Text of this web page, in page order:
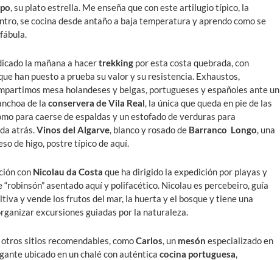
, su plato estrella. Me enseña que con este artilugio típico, la
se cocina desde antaño a baja temperatura y aprendo como se
la mañana a hacertrekking por esta costa quebrada, con
han puesto a prueba su valor y su resistencia. Exhaustos,
mesa holandeses y belgas, portugueses y españoles ante un
de la conservera de Vila Real, la única que queda en pie de las
para caerse de espaldas y un estofado de verduras para
atrás.Vinos del Algarve, blanco y rosado de Barranco Longo, una
de higo, postre típico de aquí.
con Nicolau da Costa que ha dirigido la expedición por playas y
asentado aquí y polifacético. Nicolau es percebeiro, guía
y vende los frutos del mar, la huerta y el bosque y tiene una
excursiones guiadas por la naturaleza.
sitios recomendables, comoCarlos, un mesón especializado en
ubicado en un chalé con auténtica cocina portuguesa,